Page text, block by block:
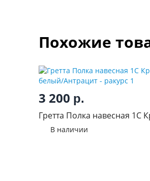
Похожие
3 200 р.
Гретта Полка навесная 1С
белый/Антрацит
В наличии